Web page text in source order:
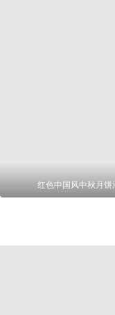
红色中国风中秋月饼